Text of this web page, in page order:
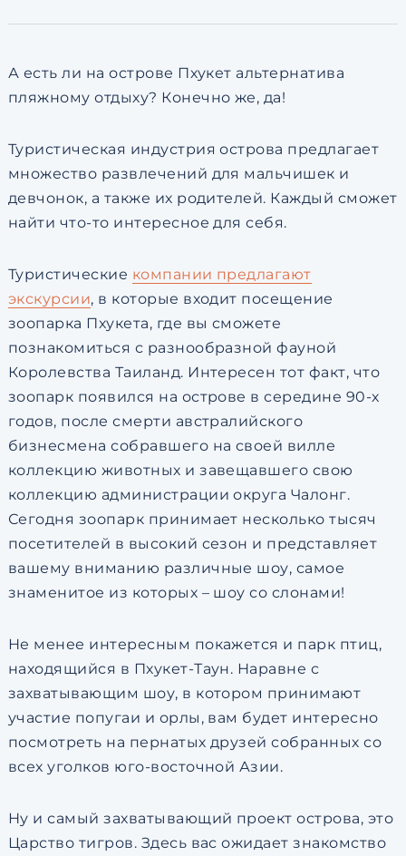
А есть ли на острове Пхукет альтернатива
пляжному отдыху? Конечно же, да!
Туристическая индустрия острова предлагает
множество развлечений для мальчишек и
девчонок, а также их родителей. Каждый сможет
найти что-то интересное для себя.
Туристические компании предлагают
экскурсии, в которые входит посещение
зоопарка Пхукета, где вы сможете
познакомиться с разнообразной фауной
Королевства Таиланд. Интересен тот факт, что
зоопарк появился на острове в середине 90-х
годов, после смерти австралийского
бизнесмена собравшего на своей вилле
коллекцию животных и завещавшего свою
коллекцию администрации округа Чалонг.
Сегодня зоопарк принимает несколько тысяч
посетителей в высокий сезон и представляет
вашему вниманию различные шоу, самое
знаменитое из которых – шоу со слонами!
Не менее интересным покажется и парк птиц,
находящийся в Пхукет-Таун. Наравне с
захватывающим шоу, в котором принимают
участие попугаи и орлы, вам будет интересно
посмотреть на пернатых друзей собранных со
всех уголков юго-восточной Азии.
Ну и самый захватывающий проект острова, это
Царство тигров. Здесь вас ожидает знакомство